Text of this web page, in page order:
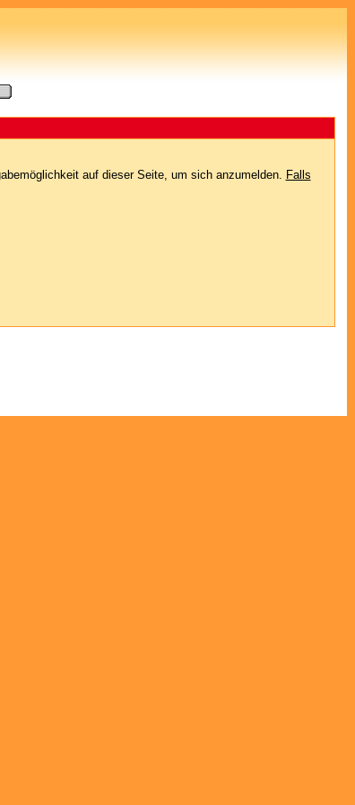
auf dieser Seite, um sich anzumelden. Falls